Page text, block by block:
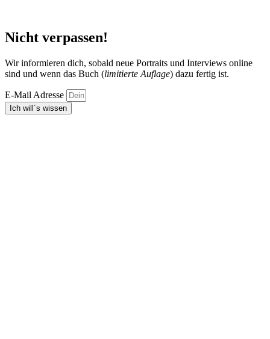
Nicht verpassen!
Wir informieren dich, sobald neue Portraits und Interviews online
sind und wenn das Buch (limitierte Auflage) dazu fertig ist.
E-Mail Adresse
Ich will´s wissen